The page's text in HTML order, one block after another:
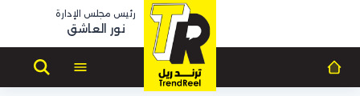
رئيس مجلس الإدارة
نور العاشق